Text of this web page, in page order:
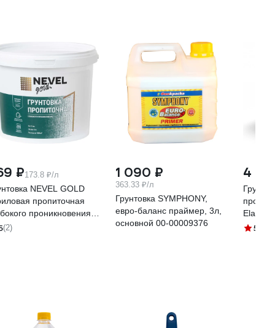
₽173.8 ₽/л
NEVEL GOLD
пропиточная
проникновения 5
(2)
1 090 ₽
363.33 ₽/л
Грунтовка SYMPHONY,
евро-баланс праймер, 3л,
oсновной 00-00009376
4
5